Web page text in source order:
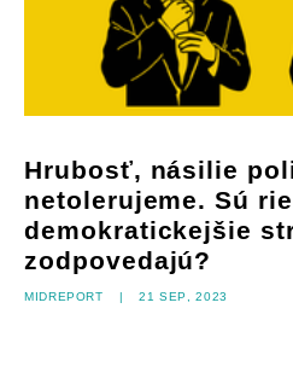
Hrubosť, násilie
netolerujeme. Sú
demokratickejšie
zodpovedajú?
Midreport | 21 sep, 2023